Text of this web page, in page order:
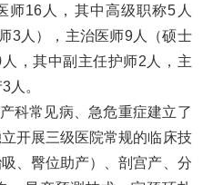
师16人，其中高级职称5人
3人），主治医师9人（硕士
，其中副主任护师2人，主
人。
科常见病、急危重症建立了
开展三级医院常规的临床技
、臀位助产）、剖宫产、分